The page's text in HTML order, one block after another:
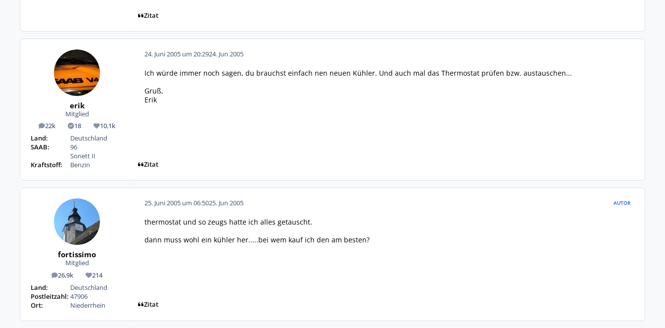
Zitat
erik
Mitglied
22k
Beiträge 18
Lösungen10,1k
Reputation
Land:
Deutschland
SAAB:
96
Sonett II
Kraftstoff:
Benzin
24. Juni 2005 um 20:2924. Jun 2005
Ich würde immer noch sagen, du brauchst einfach nen neuen Kühler. Und auch mal das Thermostat prüfen bzw. austauschen...
Gruß,
Erik
Zitat
fortissimo
Mitglied
26,9k
Beiträge 214
Reputation
Land:
Deutschland
Postleitzahl: 47906
Ort:
Niederrhein
25. Juni 2005 um 06:5025. Jun 2005 AUTOR
thermostat und so zeugs hatte ich alles getauscht.
dann muss wohl ein kühler her.....bei wem kauf ich den am besten?
Zitat